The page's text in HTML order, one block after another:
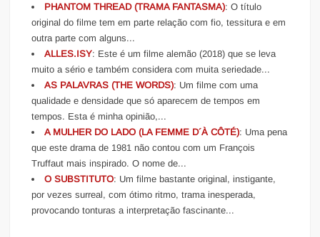
PHANTOM THREAD (TRAMA FANTASMA): O título
original do filme tem em parte relação com fio, tessitura e em
outra parte com alguns...
ALLES.ISY: Este é um filme alemão (2018) que se leva
muito a sério e também considera com muita seriedade...
AS PALAVRAS (THE WORDS): Um filme com uma
qualidade e densidade que só aparecem de tempos em
tempos. Esta é minha opinião,...
A MULHER DO LADO (LA FEMME D´À CÔTÉ): Uma pena
que este drama de 1981 não contou com um François
Truffaut mais inspirado. O nome de...
O SUBSTITUTO: Um filme bastante original, instigante,
por vezes surreal, com ótimo ritmo, trama inesperada,
provocando tonturas a interpretação fascinante...